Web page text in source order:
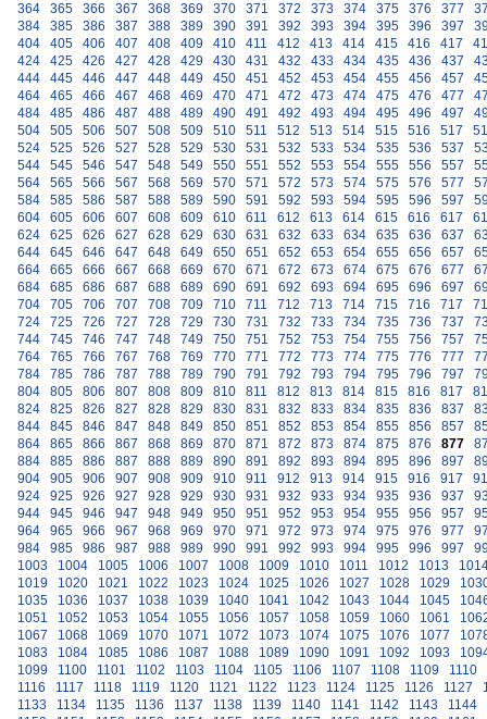
364
365 366 367 368 369 370 371 372 373 374 375 376 377
384
385 386 387 388 389 390 391 392 393 394 395 396 397
404
405 406 407 408 409 410 411 412 413 414 415 416 417
424
425 426 427 428 429 430 431 432 433 434 435 436 437
444
445 446 447 448 449 450 451 452 453 454 455 456 457
464
465 466 467 468 469 470 471 472 473 474 475 476 477
484
485 486 487 488 489 490 491 492 493 494 495 496 497
504
505 506 507 508 509 510 511 512 513 514 515 516 517
524
525 526 527 528 529 530 531 532 533 534 535 536 537
544
545 546 547 548 549 550 551 552 553 554 555 556 557
564
565 566 567 568 569 570 571 572 573 574 575 576 577
584
585 586 587 588 589 590 591 592 593 594 595 596 597
604
605 606 607 608 609 610 611 612 613 614 615 616 617
624
625 626 627 628 629 630 631 632 633 634 635 636 637
644
645 646 647 648 649 650 651 652 653 654 655 656 657
664
665 666 667 668 669 670 671 672 673 674 675 676 677
684
685 686 687 688 689 690 691 692 693 694 695 696 697
704
705 706 707 708 709 710 711 712 713 714 715 716 717
724
725 726 727 728 729 730 731 732 733 734 735 736 737
744
745 746 747 748 749 750 751 752 753 754 755 756 757
764
765 766 767 768 769 770 771 772 773 774 775 776 777
784
785 786 787 788 789 790 791 792 793 794 795 796 797
804
805 806 807 808 809 810 811 812 813 814 815 816 817
824
825 826 827 828 829 830 831 832 833 834 835 836 837
844
845 846 847 848 849 850 851 852 853 854 855 856 857
864
865 866 867 868 869 870 871 872 873 874 875 876 877
884
885 886 887 888 889 890 891 892 893 894 895 896 897
904
905 906 907 908 909 910 911 912 913 914 915 916 917
924
925 926 927 928 929 930 931 932 933 934 935 936 937
944
945 946 947 948 949 950 951 952 953 954 955 956 957
964
965 966 967 968 969 970 971 972 973 974 975 976 977
984
985 986 987 988 989 990 991 992 993 994 995 996 997
1003
1004 1005 1006 1007 1008 1009 1010 1011 1012 1013
1019
1020 1021 1022 1023 1024 1025 1026 1027 1028 1029
1035
1036 1037 1038 1039 1040 1041 1042 1043 1044 1045
1051
1052 1053 1054 1055 1056 1057 1058 1059 1060 1061
1067
1068 1069 1070 1071 1072 1073 1074 1075 1076 1077
1083
1084 1085 1086 1087 1088 1089 1090 1091 1092 1093
1099
1100 1101 1102 1103 1104 1105 1106 1107 1108 1109
1110
1116
1117 1118 1119 1120 1121 1122 1123 1124 1125 1126 1127
1133
1134 1135 1136 1137 1138 1139 1140 1141 1142 1143
1144